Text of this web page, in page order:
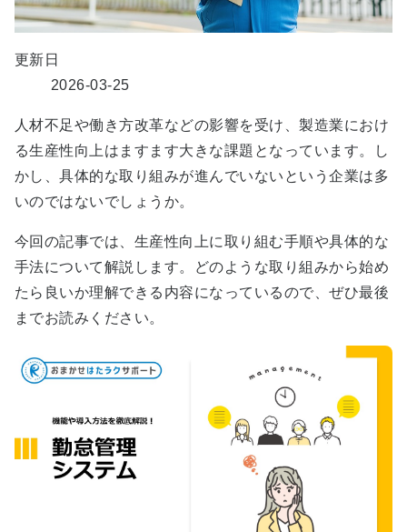
更新日
2026-03-25
人材不足や働き方改革などの影響を受け、製造業におけ
る生産性向上はますます大きな課題となっています。し
かし、具体的な取り組みが進んでいないという企業は多
いのではないでしょうか。
今回の記事では、生産性向上に取り組む手順や具体的な
手法について解説します。どのような取り組みから始め
たら良いか理解できる内容になっているので、ぜひ最後
までお読みください。